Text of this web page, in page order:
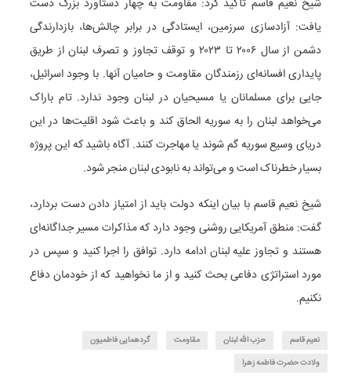
شیخ نعیم قاسم تأکید کرد: مقاومت به چهار دستاورد بزرگ دست
یافت: آزادسازی سرزمین، ایستادگی در برابر چالش‌ها، بازدارندگی
دشمن از سال ۲۰۰۶ تا ۲۰۲۳ و توقف تجاوز و تصرف لبنان از طریق
پایداری افسانه‌ای رزمندگان مقاومت و حامیان آنها. با وجود اسرائیل،
جایی برای مسلمانان یا مسیحیان در لبنان وجود ندارد. تام باراک
می‌خواهد لبنان را به سوریه الحاق کند و باعث شود اقلیت‌ها در این
دریای وسیع سوریه گم شوند یا مهاجرت کنند. آگاه باشید که این پروژه
بسیار خطرناک است و می‌تواند به نابودی لبنان منجر شود.
شیخ نعیم قاسم با بیان اینکه دولت باید از امتیاز دادن دست بردارد،‌
گفت: منطق آمریکایی روشنی وجود دارد که مذاکرات مسیر جداگانه‌ای
هستند و تجاوز علیه لبنان ادامه دارد. توافق را اجرا کنید و سپس در
مورد استراتژی دفاعی بحث کنید و از ما نخواهید که از خودمان دفاع
نکنیم.
نعیم قاسم حزب الله لبنان مقاومت
گردهمایی فاطمیون
ولادت حضرت فاطمه زهرا